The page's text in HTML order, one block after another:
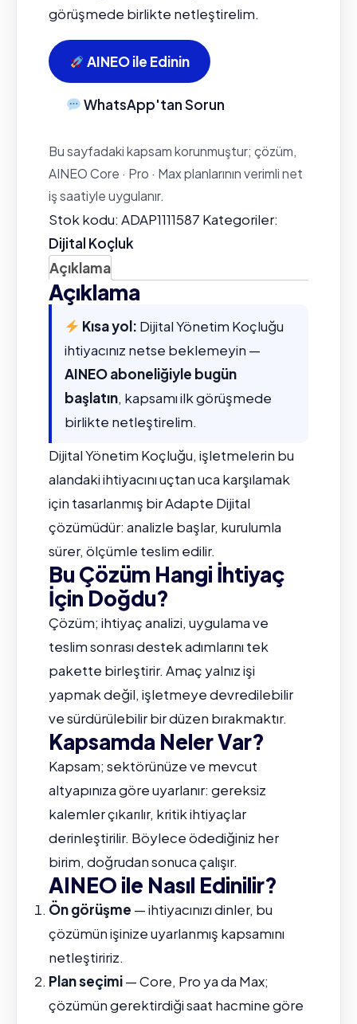
görüşmede birlikte netleştirelim.
AINEO ile Edinin
WhatsApp'tan Sorun
Bu sayfadaki kapsam korunmuştur; çözüm,
AINEO Core · Pro · Max planlarının verimli net
iş saatiyle uygulanır.
Stok kodu: ADAP1111587 Kategoriler:
Dijital Koçluk
Açıklama
Açıklama
Kısa yol: Dijital Yönetim Koçluğu
ihtiyacınız netse beklemeyin —
AINEO aboneliğiyle bugün
başlatın, kapsamı ilk görüşmede
birlikte netleştirelim.
Dijital Yönetim Koçluğu, işletmelerin bu
alandaki ihtiyacını uçtan uca karşılamak
için tasarlanmış bir Adapte Dijital
çözümüdür: analizle başlar, kurulumla
sürer, ölçümle teslim edilir.
Bu Çözüm Hangi İhtiyaç
İçin Doğdu?
Çözüm; ihtiyaç analizi, uygulama ve
teslim sonrası destek adımlarını tek
pakette birleştirir. Amaç yalnız işi
yapmak değil, işletmeye devredilebilir
ve sürdürülebilir bir düzen bırakmaktır.
Kapsamda Neler Var?
Kapsam; sektörünüze ve mevcut
altyapınıza göre uyarlanır: gereksiz
kalemler çıkarılır, kritik ihtiyaçlar
derinleştirilir. Böylece ödediğiniz her
birim, doğrudan sonuca çalışır.
AINEO ile Nasıl Edinilir?
Ön görüşme — ihtiyacınızı dinler, bu
çözümün işinize uyarlanmış kapsamını
netleştiririz.
Plan seçimi— Core, Pro ya da Max;
çözümün gerektirdiği saat hacmine göre